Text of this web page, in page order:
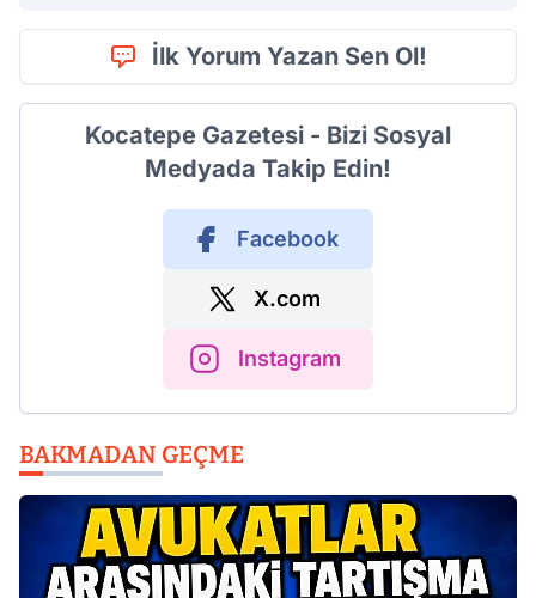
İlk Yorum Yazan Sen Ol!
Kocatepe Gazetesi - Bizi Sosyal
Medyada Takip Edin!
Facebook
X.com
Instagram
BAKMADAN GEÇME